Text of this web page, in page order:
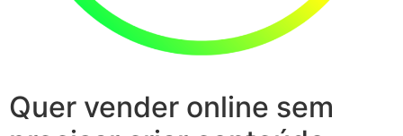
Quer vender online sem